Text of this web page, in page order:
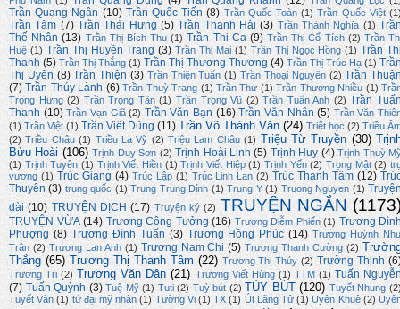
Trần Quang Ngân (10) Trần Quốc Tiến (8) Trần Quốc Toàn (1) Trần Quốc Việt
Trần Tâm (7) Trần Thái Hưng (5) Trần Thanh Hải (3) Trần Thành Nghĩa (1)
Thế Nhân (13) Trần Thị Bích Thu (1) Trần Thi Ca (9) Trần Thị Cổ Tích (2) Trần
Huệ (1) Trần Thị Huyền Trang (3) Trần Thị Mai (1) Trần Thị Ngọc Hồng (1) Trần
Thanh (5) Trần Thị Thắng (1) Trần Thị Thương Thương (4) Trần Thị Trúc Hạ (1)
Thị Uyên (8) Trần Thiện (3) Trần Thiện Tuấn (1) Trần Thoại Nguyên (2) Trần
(7) Trần Thúy Lành (6) Trần Thuỳ Trang (1) Trần Thư (1) Trần Thương Nhiều (1)
Trọng Hưng (2) Trần Trọng Tân (1) Trần Trọng Vũ (2) Trần Tuấn Anh (2) Trần
Thanh (10) Trần Vạn Giã (2) Trần Văn Bạn (16) Trần Văn Nhân (5) Trần Văn
(1) Trần Việt (1) Trần Viết Dũng (11) Trần Võ Thành Văn (24) Triết học (2) Triều
(2) Triều Châu (1) Triều La Vỹ (2) Triệu Lam Châu (1) Triệu Từ Truyền (30)
Bửu Hoài (106) Trịnh Duy Sơn (2) Trịnh Hoài Linh (5) Trịnh Huy (4) Trịnh Thuỳ
(1) Trịnh Tuyên (1) Trịnh Viết Hiền (1) Trịnh Viết Hiệp (1) Trịnh Yến (2) Trọng Mật (2)
vương (1) Trúc Giang (4) Trúc Lập (1) Trúc Linh Lan (2) Trúc Thanh Tâm (12)
Thuyên (3) trung quốc (1) Trung Trung Đỉnh (1) Trung Y (1) Truong Nguyen (1)
dài (10) TRUYỆN DỊCH (17) Truyện ký (2) TRUYỆN NGẮN
TRUYỆN VỪA (14) Trương Công Tưởng (16) Trương Diễm Phiến (1) Trương
Phượng (8) Trương Đình Tuấn (3) Trương Hồng Phúc (14) Trương Huỳnh
Trân (2) Trương Lan Anh (1) Trương Nam Chi (5) Trương Thanh Cường (2)
Thắng (65) Trương Thị Thanh Tâm (22) Trương Thị Thúy (2) Trường Thịnh
Trương Tri (2) Trương Văn Dân (21) Trương Viết Hùng (1) TTM (1) Tuấn
(7) Tuấn Quỳnh (3) Tuệ Mỹ (1) Tuti (2) Tuỳ bút (2) TÙY BÚT (120) Tuyết Nhung
Tuyết Vân (1) tứ đại mỹ nhân (1) Tường Vi (1) TX (1) Út Lãng Tử (1) Uyên Khuê (2)